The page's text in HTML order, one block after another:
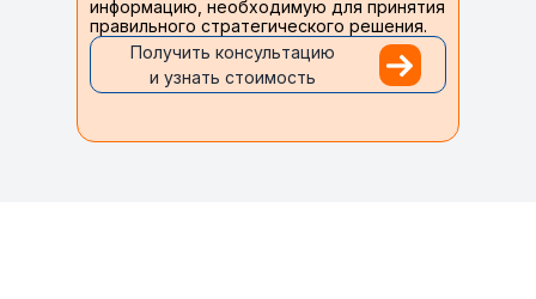
информацию, необходимую для принятия
правильного стратегического решения.
Получить консультацию
и узнать стоимость